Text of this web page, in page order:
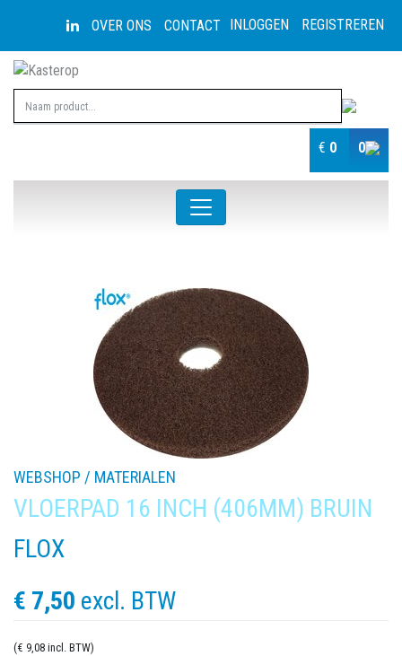
INLOGGEN REGISTREREN
OVER ONS CONTACT
€ 0 0
WEBSHOP / MATERIALEN
VLOERPAD 16 INCH (406MM) BRUIN
FLOX
€ 7,50 excl. BTW
(€ 9,08 incl. BTW)